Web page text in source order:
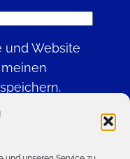
und Website